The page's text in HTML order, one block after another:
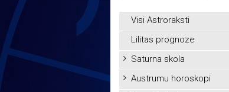
Visi Astroraksti
Lilitas prognoze
Saturna skola
Austrumu horoskopi